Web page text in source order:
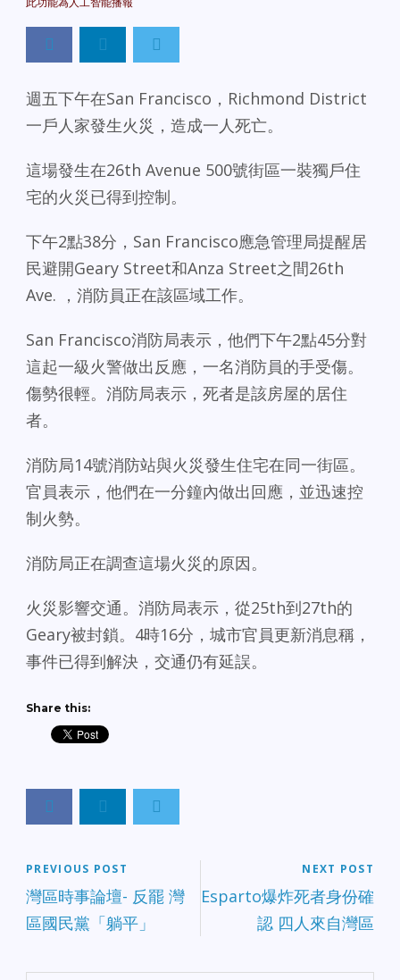
週五下午在San Francisco，Richmond District
一戶人家發生火災，造成一人死亡。
這場發生在26th Avenue 500號街區一裝獨戶住
宅的火災已得到控制。
下午2點38分，San Francisco應急管理局提醒居
民避開Geary Street和Anza Street之間26th
Ave. ，消防員正在該區域工作。
San Francisco消防局表示，他們下午2點45分對
這起一級火警做出反應，一名消防員的手受傷。
傷勢很輕。消防局表示，死者是該房屋的居住
者。
消防局14號消防站與火災發生住宅在同一街區。
官員表示，他們在一分鐘內做出回應，並迅速控
制火勢。
消防局正在調查這場火災的原因。
火災影響交通。消防局表示，從25th到27th的
Geary被封鎖。4時16分，城市官員更新消息稱，
事件已得到解決，交通仍有延誤。
Share this:
PREVIOUS POST
灣區時事論壇- 反罷 灣
區國民黨「躺平」
NEXT POST
Esparto爆炸死者身份確
認 四人來自灣區